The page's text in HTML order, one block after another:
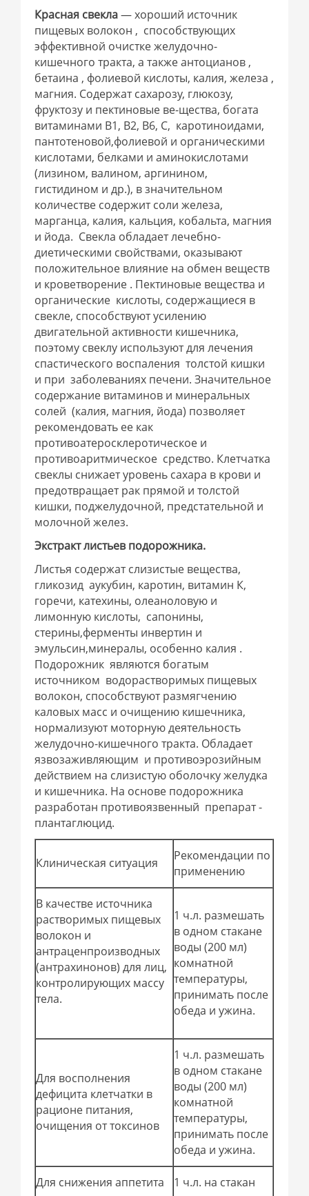
Красная свекла— хороший источник
пищевых волокон , способствующих
эффективной очистке желудочно-
кишечного тракта, а также антоцианов ,
бетаина , фолиевой кислоты, калия, железа ,
магния. Содержат сахарозу, глюкозу,
фруктозу и пектиновые ве-щества, богата
витаминами В1, В2, В6, С, каротиноидами,
пантотеновой,фолиевой и органическими
кислотами, белками и аминокислотами
(лизином, валином, аргинином,
гистидином и др.), в значительном
количестве содержит соли железа,
марганца, калия, кальция, кобальта, магния
и йода. Свекла обладает лечебно-
диетическими свойствами, оказывают
положительное влияние на обмен веществ
и кроветворение . Пектиновые вещества и
органические кислоты, содержащиеся в
свекле, способствуют усилению
двигательной активности кишечника,
поэтому свеклу используют для лечения
спастического воспаления толстой кишки
и при заболеваниях печени. Значительное
содержание витаминов и минеральных
солей (калия, магния, йода) позволяет
рекомендовать ее как
противоатеросклеротическое и
противоаритмическое средство. Клетчатка
свеклы снижает уровень сахара в крови и
предотвращает рак прямой и толстой
кишки, поджелудочной, предстательной и
молочной желез.
Экстракт листьев подорожника.
Листья содержат слизистые вещества,
гликозид аукубин, каротин, витамин К,
горечи, катехины, олеаноловую и
лимонную кислоты, сапонины,
стерины,ферменты инвертин и
эмульсин,минералы, особенно калия .
Подорожник являются богатым
источником водорастворимых пищевых
волокон, способствуют размягчению
каловых масс и очищению кишечника,
нормализуют моторную деятельность
желудочно-кишечного тракта. Обладает
язвозаживляющим и противоэрозийным
действием на слизистую оболочку желудка
и кишечника. На основе подорожника
разработан противоязвенный препарат -
плантаглюцид.
Клиническая ситуация
Рекомендации по
применению
В качестве источника
растворимых пищевых
волокон и
антраценпроизводных
(антрахинонов) для лиц,
контролирующих массу
тела.
1 ч.л. размешать
в одном стакане
воды (200 мл)
комнатной
температуры,
принимать после
обеда и ужина.
Для восполнения
дефицита клетчатки в
рационе питания,
очищения от токсинов
1 ч.л. размешать
в одном стакане
воды (200 мл)
комнатной
температуры,
принимать после
обеда и ужина.
Для снижения аппетита
1 ч.л. на стакан